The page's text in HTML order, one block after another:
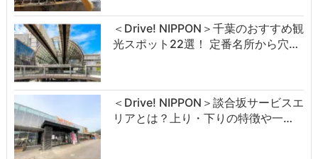
＜Drive! NIPPON＞千葉のおすすめ観
光スポット22選！ 定番名所から穴…
＜Drive! NIPPON＞談合坂サービスエ
リアとは？上り・下りの特徴や一…